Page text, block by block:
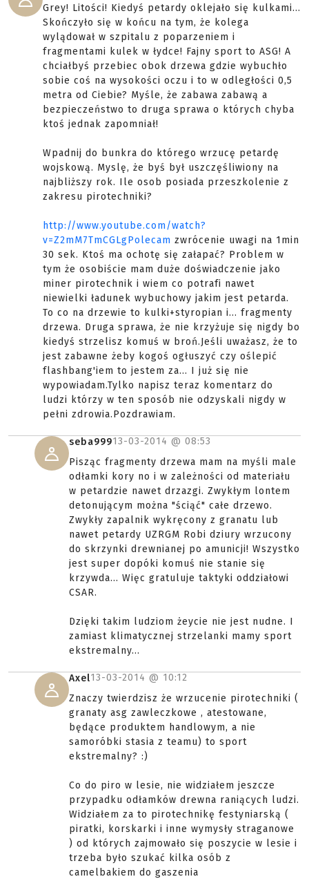
Grey! Litości! Kiedyś petardy oklejało się kulkami...
Skończyło się w końcu na tym, że kolega
wylądował w szpitalu z poparzeniem i
fragmentami kulek w łydce! Fajny sport to ASG! A
chciałbyś przebiec obok drzewa gdzie wybuchło
sobie coś na wysokości oczu i to w odległości 0,5
metra od Ciebie? Myśle, że zabawa zabawą a
bezpieczeństwo to druga sprawa o których chyba
ktoś jednak zapomniał!
Wpadnij do bunkra do którego wrzucę petardę
wojskową. Myslę, że byś był uszczęśliwiony na
najbliższy rok. Ile osob posiada przeszkolenie z
zakresu pirotechniki?
http://www.youtube.com/watch?
v=Z2mM7TmCGLgPolecam zwrócenie uwagi na 1min
30 sek. Ktoś ma ochotę się załapać? Problem w
tym że osobiście mam duże doświadczenie jako
miner pirotechnik i wiem co potrafi nawet
niewielki ładunek wybuchowy jakim jest petarda.
To co na drzewie to kulki+styropian i... fragmenty
drzewa. Druga sprawa, że nie krzyżuje się nigdy bo
kiedyś strzelisz komuś w broń.Jeśli uważasz, że to
jest zabawne żeby kogoś ogłuszyć czy oślepić
flashbang'iem to jestem za... I już się nie
wypowiadam.Tylko napisz teraz komentarz do
ludzi którzy w ten sposób nie odzyskali nigdy w
pełni zdrowia.Pozdrawiam.
seba99913-03-2014 @ 08:53
Pisząc fragmenty drzewa mam na myśli male
odłamki kory no i w zależności od materiału
w petardzie nawet drzazgi. Zwykłym lontem
detonującym można "ściąć" całe drzewo.
Zwykły zapalnik wykręcony z granatu lub
nawet petardy UZRGM Robi dziury wrzucony
do skrzynki drewnianej po amunicji! Wszystko
jest super dopóki komuś nie stanie się
krzywda... Więc gratuluje taktyki oddziałowi
CSAR.
Dzięki takim ludziom żeycie nie jest nudne. I
zamiast klimatycznej strzelanki mamy sport
ekstremalny...
Axel13-03-2014 @ 10:12
Znaczy twierdzisz że wrzucenie pirotechniki (
granaty asg zawleczkowe , atestowane,
będące produktem handlowym, a nie
samoróbki stasia z teamu) to sport
ekstremalny? :)
Co do piro w lesie, nie widziałem jeszcze
przypadku odłamków drewna raniących ludzi.
Widziałem za to pirotechnikę festyniarską (
piratki, korskarki i inne wymysły straganowe
) od których zajmowało się poszycie w lesie i
trzeba było szukać kilka osób z
camelbakiem do gaszenia